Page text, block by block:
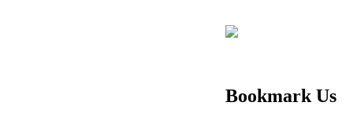
Bookmark Us